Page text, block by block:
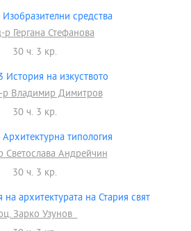
средства
р Гергана Стефанова
30 ч. 3 кр.
История на изкуството
р Владимир Димитров
30 ч. 3 кр.
типология
Светослава Андрейчин
30 ч. 3 кр.
архитектурата на Стария свят
Зарко Узунов